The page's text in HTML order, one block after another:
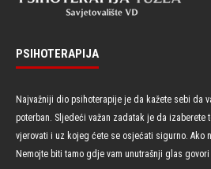
PSIHOTERAPIJA
Najvažniji dio psihoterapije je da kažete sebi da
poterban. Sljedeći važan zadatak je da izaberete
vjerovati i uz kojeg ćete se osjećati sigurno. Ako
Nemojte biti tamo gdje vam unutrašnji glas